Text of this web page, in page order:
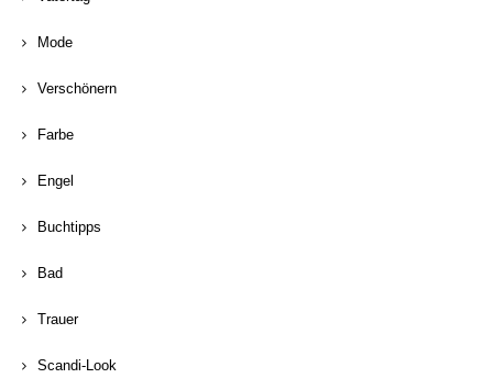
Mode
Verschönern
Farbe
Engel
Buchtipps
Bad
Trauer
Scandi-Look